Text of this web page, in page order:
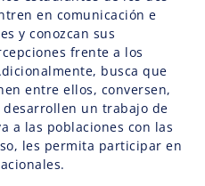
en comunicación e
y conozcan sus
frente a los
busca que
entre ellos, conversen,
un trabajo de
a las poblaciones con las
les permita participar en